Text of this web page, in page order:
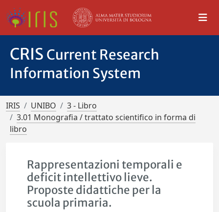
CRIS Current Research
Information System
IRIS UNIBO
3 - Libro
3.01 Monografia / trattato scientifico in forma di
libro
Rappresentazioni temporali e
deficit intellettivo lieve.
Proposte didattiche per la
scuola primaria.